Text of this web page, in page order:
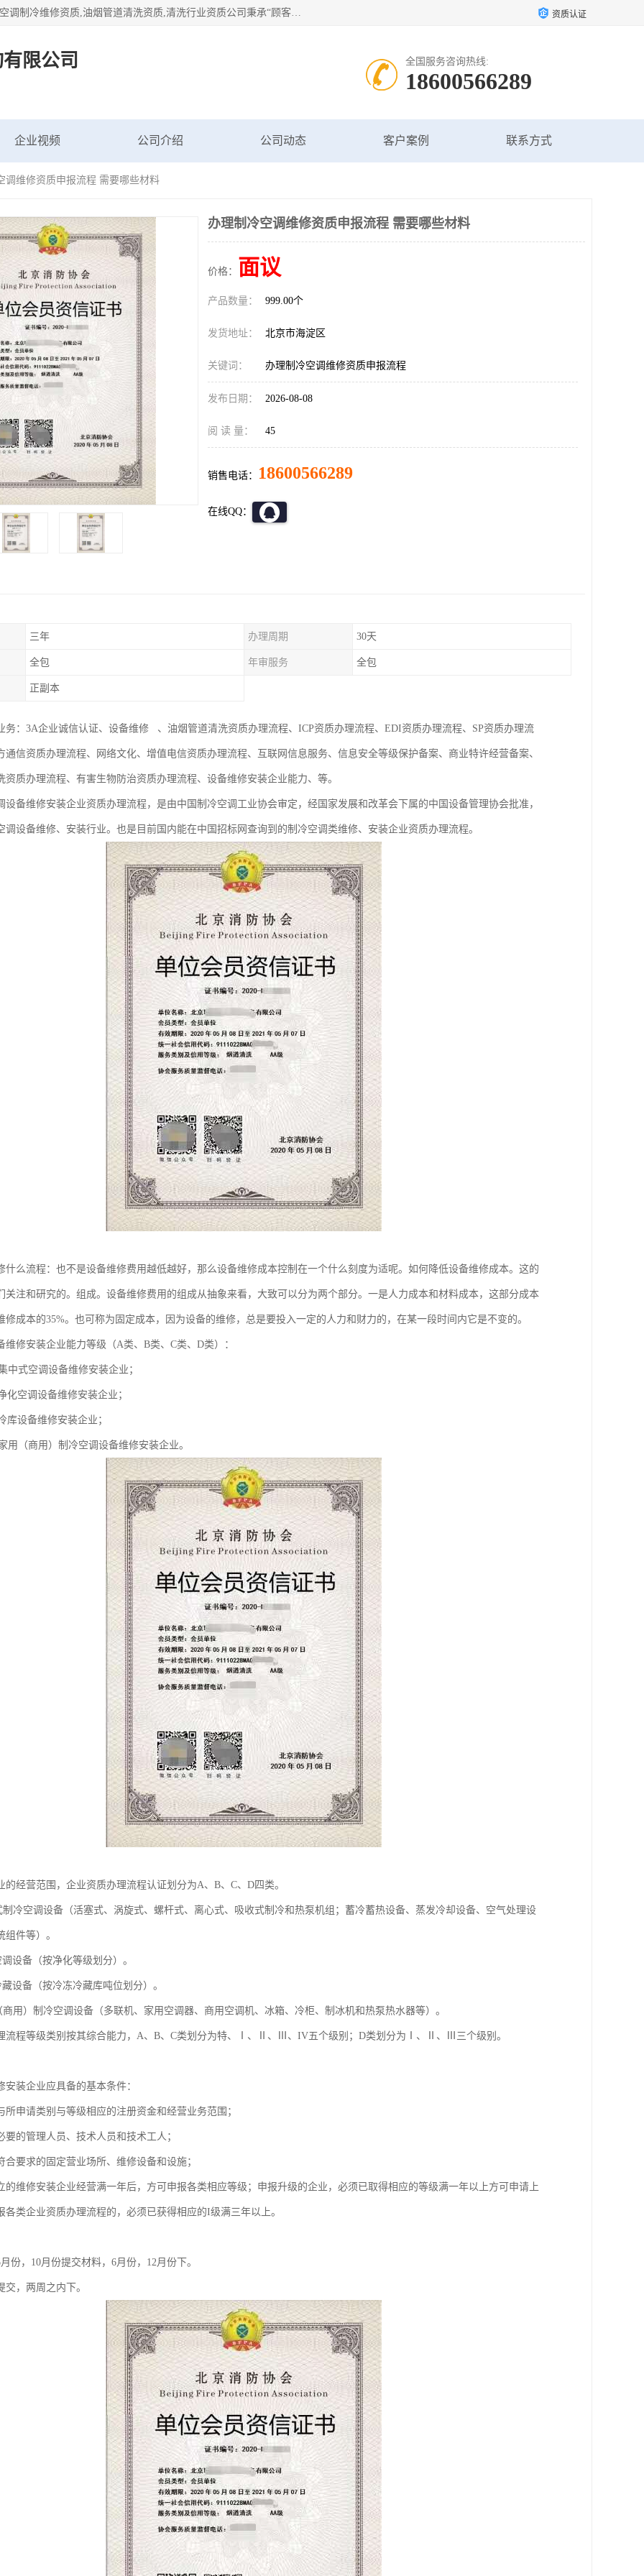
北京茗瀚企业管理咨询有限公司（18513065501.b2b168.com）空调制冷维修资质,油烟管道清洗资质,清洗行业资质公司秉承“顾客至上，锐意进缺的经营理念，我们提供高质量的产品，坚持“客户”的原则为广大客户提供贴心服务。如果你对公司的产品感兴趣，可以联系高经理，我们会用好的产品和服务让您满意。 资质认证
限公司 全国服务咨询热线:
18600566289
企业视频 公司介绍 公司动态 客户案例 联系方式
调维修资质申报流程 需要哪些材料
办理制冷空调维修资质申报流程 需要哪些材料
价格： 面议
产品数量： 999.00个
发货地址： 北京市海淀区
关键词： 办理制冷空调维修资质申报流程
发布日期： 2026-08-08
阅 读 量： 45
销售电话： 18600566289
在线QQ：
三年 办理周期 30天
全包 年审服务 全包
正副本
务：3A企业诚信认证、设备维修 、油烟管道清洗资质办理流程、ICP资质办理流程、EDI资质办理流程、SP资质办理流
通信资质办理流程、网络文化、增值电信资质办理流程、互联网信息服务、信息安全等级保护备案、商业特许经营备案、
资质办理流程、有害生物防治资质办理流程、设备维修安装企业能力、等。
设备维修安装企业资质办理流程，是由中国制冷空调工业协会审定，经国家发展和改革会下属的中国设备管理协会批准，
调设备维修、安装行业。也是目前国内能在中国招标网查询到的制冷空调类维修、安装企业资质办理流程。
什么流程：也不是设备维修费用越低越好，那么设备维修成本控制在一个什么刻度为适呢。如何降低设备维修成本。这的
关注和研究的。组成。设备维修费用的组成从抽象来看，大致可以分为两个部分。一是人力成本和材料成本，这部分成本
修成本的35%。也可称为固定成本，因为设备的维修，总是要投入一定的人力和财力的，在某一段时间内它是不变的。
维修安装企业能力等级（A类、B类、C类、D类）：
中式空调设备维修安装企业；
化空调设备维修安装企业；
库设备维修安装企业；
用（商用）制冷空调设备维修安装企业。
的经营范围，企业资质办理流程认证划分为A、B、C、D四类。
冷空调设备（活塞式、涡旋式、螺杆式、离心式、吸收式制冷和热泵机组；蓄冷蓄热设备、蒸发冷却设备、空气处理设
组件等）。
设备（按净化等级划分）。
设备（按冷冻冷藏库吨位划分）。
用）制冷空调设备（多联机、家用空调器、商用空调机、冰箱、冷柜、制冰机和热泵热水器等）。
流程等级类别按其综合能力，A、B、C类划分为特、Ⅰ、Ⅱ、Ⅲ、IV五个级别；D类划分为Ⅰ、Ⅱ、Ⅲ三个级别。
安装企业应具备的基本条件：
所申请类别与等级相应的注册资金和经营业务范围；
要的管理人员、技术人员和技术工人；
合要求的固定营业场所、维修设备和设施；
的维修安装企业经营满一年后，方可申报各类相应等级；申报升级的企业，必须已取得相应的等级满一年以上方可申请上
各类企业资质办理流程的，必须已获得相应的I级满三年以上。
份，10月份提交材料，6月份，12月份下。
交，两周之内下。